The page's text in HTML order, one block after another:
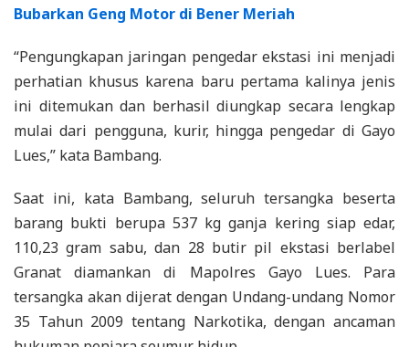
Bubarkan Geng Motor di Bener Meriah
“Pengungkapan jaringan pengedar ekstasi ini menjadi
perhatian khusus karena baru pertama kalinya jenis
ini ditemukan dan berhasil diungkap secara lengkap
mulai dari pengguna, kurir, hingga pengedar di Gayo
Lues,” kata Bambang.
Saat ini, kata Bambang, seluruh tersangka beserta
barang bukti berupa 537 kg ganja kering siap edar,
110,23 gram sabu, dan 28 butir pil ekstasi berlabel
Granat diamankan di Mapolres Gayo Lues. Para
tersangka akan dijerat dengan Undang-undang Nomor
35 Tahun 2009 tentang Narkotika, dengan ancaman